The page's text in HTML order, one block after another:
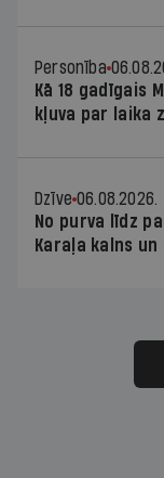
Personība
Kā 18 gadīgais
kļuva par laika
Dzīve 06.08.2026.
No purva līdz
Karaļa kalns